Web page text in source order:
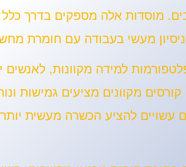
מוסדות אלה מספקים בדרך
מעשי בעבודה עם חומרת
למידה מקוונות,
מקוונים מציעים גמישות
להציע הכשרה מעשית יותר